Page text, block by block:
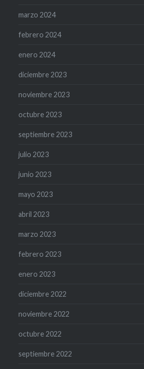
marzo 2024
febrero 2024
enero 2024
diciembre 2023
noviembre 2023
octubre 2023
septiembre 2023
julio 2023
junio 2023
mayo 2023
abril 2023
marzo 2023
febrero 2023
enero 2023
diciembre 2022
noviembre 2022
octubre 2022
septiembre 2022